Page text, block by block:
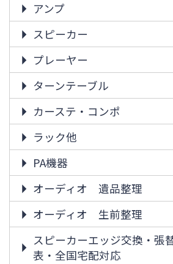
アンプ
スピーカー
プレーヤー
ターンテーブル
カーステ・コンポ
ラック他
PA機器
オーディオ 遺品整理
オーディオ 生前整理
スピーカーエッジ交換・張
表・全国宅配対応